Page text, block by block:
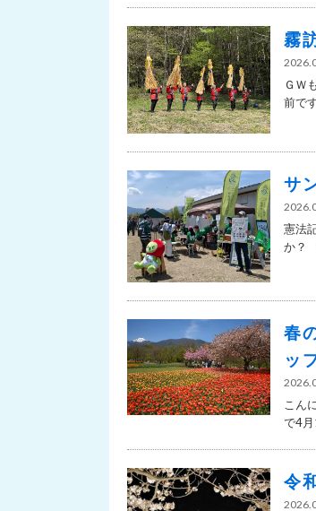
霧
ＧＷ
前で
サ
憲法
か？
春
ッ
こん
で4
令